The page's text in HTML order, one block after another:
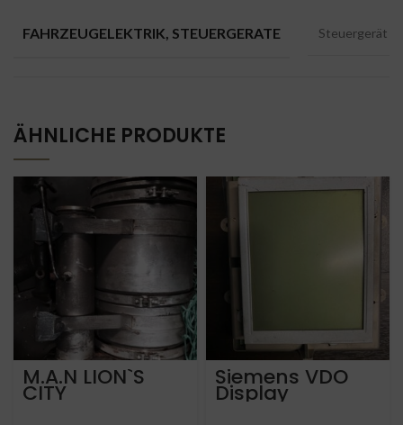
FAHRZEUGELEKTRIK, STEUERGERATE Steuergerät
ÄHNLICHE PRODUKTE
M.A.N LION`S
CITY
Siemens VDO
Display
136611010101